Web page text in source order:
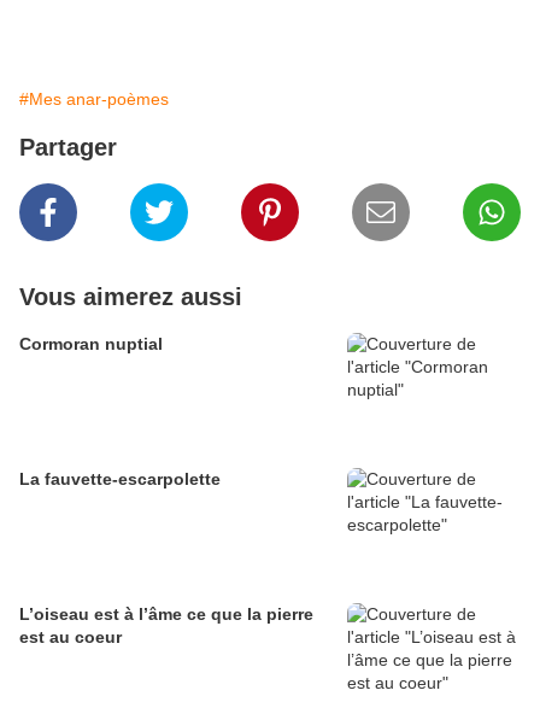
#Mes anar-poèmes
Partager
Vous aimerez aussi
Cormoran nuptial
La fauvette-escarpolette
L’oiseau est à l’âme ce que la pierre
est au coeur